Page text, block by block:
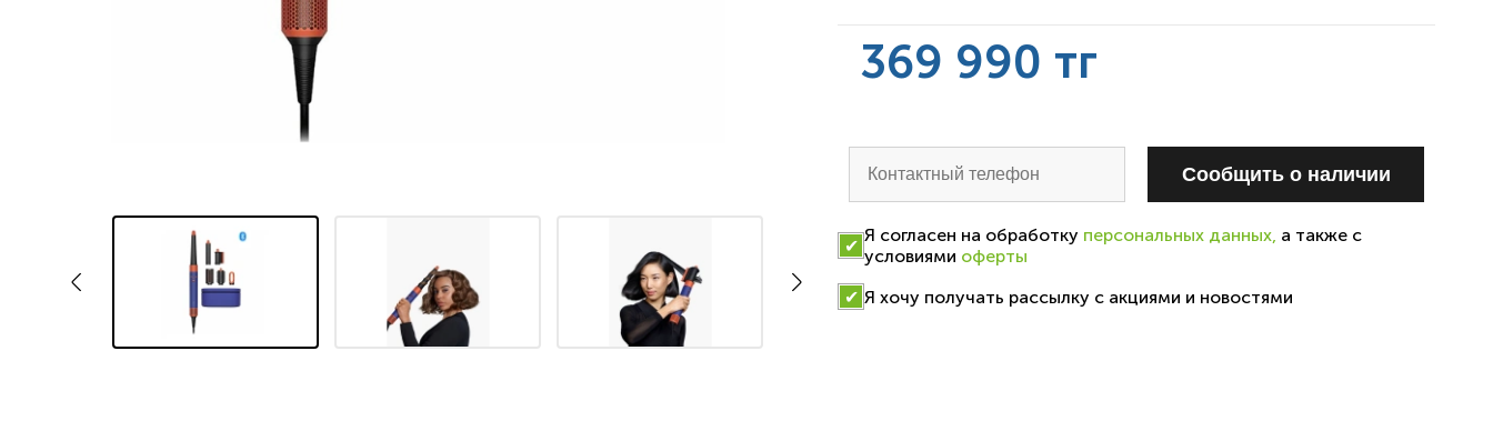
369 990 тг
Cообщить о наличии
Я согласен на обработку персональных данных, а также с
условиями оферты
Я хочу получать рассылку с акциями и новостями